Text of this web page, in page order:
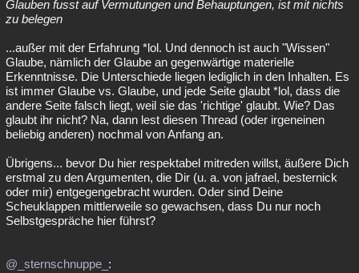
Glauben fusst auf Vermutungen und Behauptungen, ist mit nichts
zu belegen
...außer mit der Erfahrung *lol. Und dennoch ist auch "Wissen"
Glaube, nämlich der Glaube an gegenwärtige materielle
Erkenntnisse. Die Unterschiede liegen lediglich in den Inhalten. Es
ist immer Glaube vs. Glaube, und jede Seite glaubt *lol, dass die
andere Seite falsch liegt, weil sie das 'richtige' glaubt. Wie? Das
glaubt ihr nicht? Na, dann lest diesen Thread (oder irgeneinen
beliebig anderen) nochmal von Anfang an.
Übrigens... bevor Du hier respektabel mitreden willst, äußere Dich
erstmal zu den Argumenten, die Dir (u. a. von jafrael, besternick
oder mir) entgegengebracht wurden. Oder sind Deine
Scheuklappen mittlerweile so gewachsen, dass Du nur noch
Selbstgespräche hier führst?
@_sternschnuppe_ :